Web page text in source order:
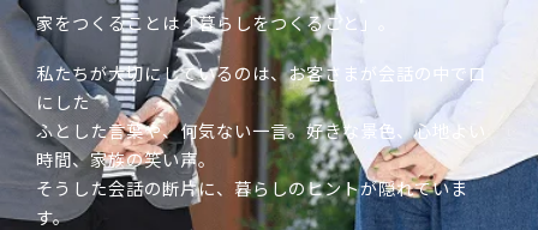
家をつくることは「暮らしをつくること」。
私たちが大切にしているのは、お客さまが会話の中で口
にした
ふとした言葉や、何気ない一言。好きな景色、心地よい
時間、家族の笑い声。
そうした会話の断片に、暮らしのヒントが隠れていま
す。